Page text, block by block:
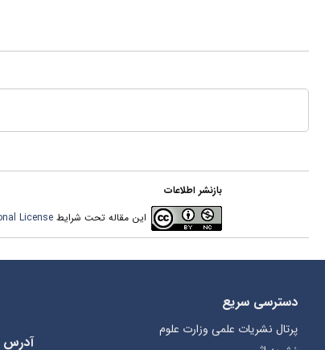
بازنشر اطلاعات
این مقاله تحت شرایط License
دسترسی سریع
پرتال نشریات علمی وزارت علوم
آدرس